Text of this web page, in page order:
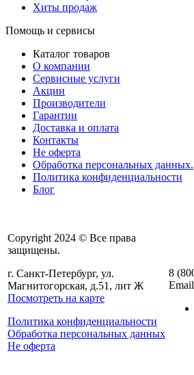
Хиты продаж
Помощь и сервисы
Каталог товаров
О компании
Сервисные услуги
Акции
Производители
Гарантии
Доставка и оплата
Контакты
Не оферта
Обработка персональных данных.
Политика конфиденциальности
Блог
Copyright 2024 © Все права
защищены.
г. Санкт-Петербург, ул.
Магнитогорская, д.51, лит Ж
Посмотреть на карте
Политика конфиденциальности
Обработка персональных данных
Не оферта
8